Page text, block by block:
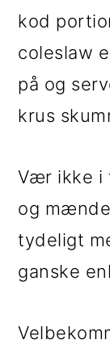
kod
coleslaw
på og
krus
Vær ikke i
og
tydeligt
ganske